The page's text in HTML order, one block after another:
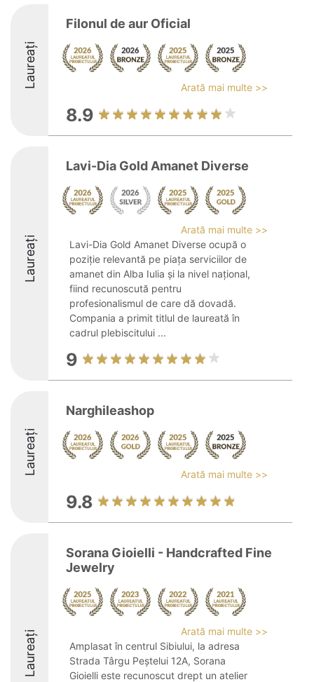
Laureați
Filonul de aur Oficial
Arată mai multe >>
8.9
Laureați
Lavi-Dia Gold Amanet Diverse
Arată mai multe >>
Lavi-Dia Gold Amanet Diverse ocupă o
poziție relevantă pe piața serviciilor de
amanet din Alba Iulia şi la nivel național,
fiind recunoscută pentru
profesionalismul de care dă dovadă.
Compania a primit titlul de laureată în
cadrul plebiscitului ...
9
Laureați
Narghileashop
Arată mai multe >>
9.8
Laureați
Sorana Gioielli - Handcrafted Fine
Jewelry
Arată mai multe >>
Amplasat în centrul Sibiului, la adresa
Strada Târgu Peștelui 12A, Sorana
Gioielli este recunoscut drept un atelier